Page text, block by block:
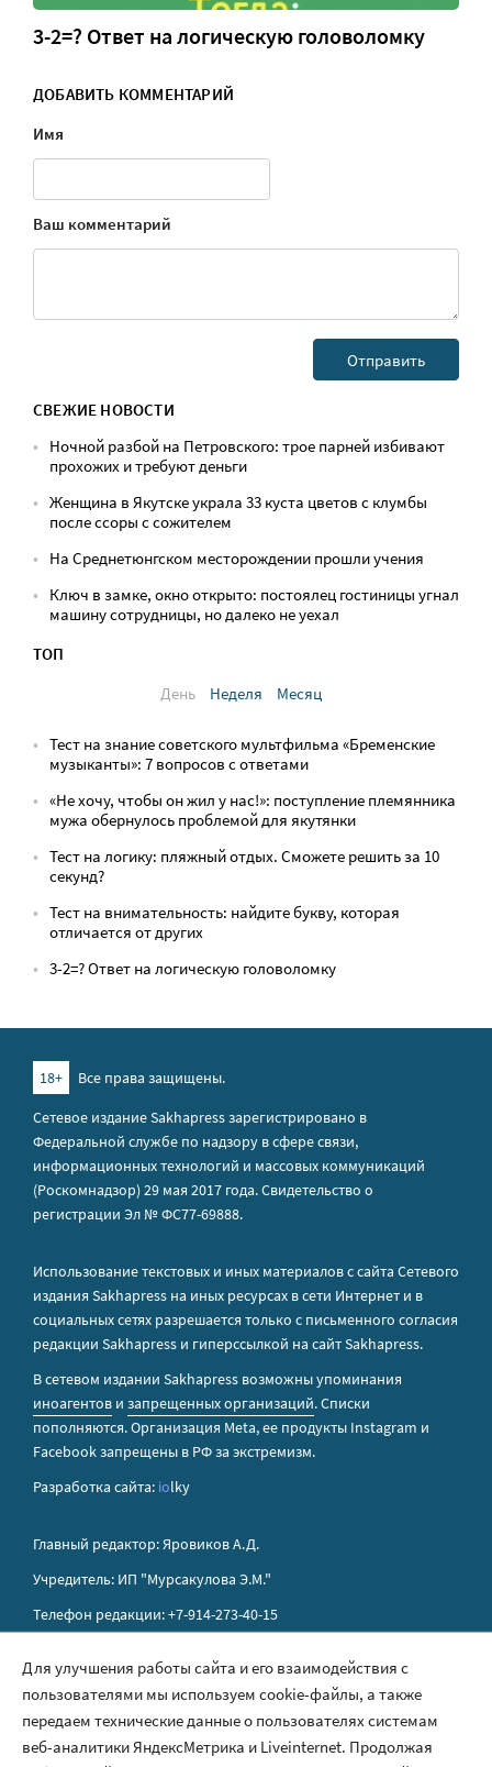
3-2=? Ответ на логическую головоломку
ДОБАВИТЬ КОММЕНТАРИЙ
Имя
Ваш комментарий
СВЕЖИЕ НОВОСТИ
Ночной разбой на Петровского: трое парней избивают
прохожих и требуют деньги
Женщина в Якутске украла 33 куста цветов с клумбы
после ссоры с сожителем
На Среднетюнгском месторождении прошли учения
Ключ в замке, окно открыто: постоялец гостиницы угнал
машину сотрудницы, но далеко не уехал
ТОП
День
Неделя Месяц
Тест на знание советского мультфильма «Бременские
музыканты»: 7 вопросов с ответами
«Не хочу, чтобы он жил у нас!»: поступление племянника
мужа обернулось проблемой для якутянки
Тест на логику: пляжный отдых. Сможете решить за 10
секунд?
Тест на внимательность: найдите букву, которая
отличается от других
3-2=? Ответ на логическую головоломку
18+
Все права защищены.
Сетевое издание Sakhapress зарегистрировано в
Федеральной службе по надзору в сфере связи,
информационных технологий и массовых коммуникаций
(Роскомнадзор) 29 мая 2017 года. Свидетельство о
регистрации Эл № ФС77-69888.
Использование текстовых и иных материалов с сайта Сетевого
издания Sakhapress на иных ресурсах в сети Интернет и в
социальных сетях разрешается только с письменного согласия
редакции Sakhapress и гиперссылкой на сайт Sakhapress.
В сетевом издании Sakhapress возможны упоминания
иноагентов и запрещенных организаций. Списки
пополняются. Организация Metа, ее продукты Instagram и
Facebook запрещены в РФ за экстремизм.
Разработка сайта: iolky
Главный редактор: Яровиков А.Д.
Учредитель: ИП "Мурсакулова Э.М."
Телефон редакции: +7-914-273-40-15
Правила сайта
Политика обработки персональных данных
Для улучшения работы сайта и его взаимодействия с
пользователями мы используем cookie-файлы, а также
передаем технические данные о пользователях системам
веб-аналитики ЯндексМетрика и Liveinternet. Продолжая